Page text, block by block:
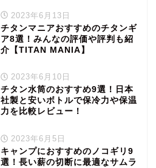
2023年6月13日
チタンマニアおすすめのチタンギ
ア8選！みんなの評価や評判も紹
介【TITAN MANIA】
2023年6月10日
チタン水筒のおすすめ9選！日本
社製と安いボトルで保冷力や保温
力を比較レビュー！
2023年6月5日
キャンプにおすすめのノコギリ9
選！長い薪の切断に最適なサムラ